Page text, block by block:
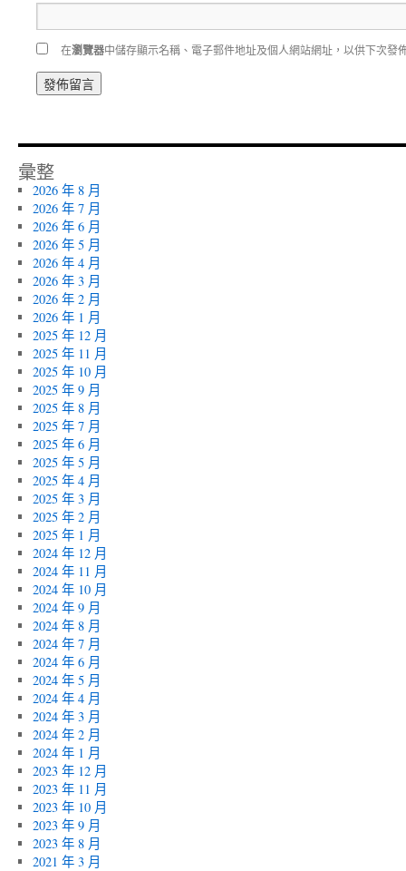
在瀏覽器中儲存顯示名稱、電子郵件地址及個人網站網址，以供下次發
彙整
2026 年 8 月
2026 年 7 月
2026 年 6 月
2026 年 5 月
2026 年 4 月
2026 年 3 月
2026 年 2 月
2026 年 1 月
2025 年 12 月
2025 年 11 月
2025 年 10 月
2025 年 9 月
2025 年 8 月
2025 年 7 月
2025 年 6 月
2025 年 5 月
2025 年 4 月
2025 年 3 月
2025 年 2 月
2025 年 1 月
2024 年 12 月
2024 年 11 月
2024 年 10 月
2024 年 9 月
2024 年 8 月
2024 年 7 月
2024 年 6 月
2024 年 5 月
2024 年 4 月
2024 年 3 月
2024 年 2 月
2024 年 1 月
2023 年 12 月
2023 年 11 月
2023 年 10 月
2023 年 9 月
2023 年 8 月
2021 年 3 月